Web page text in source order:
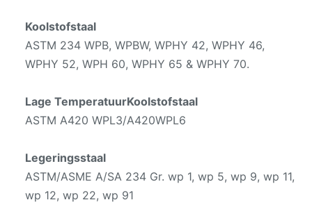
Koolstofstaal
ASTM 234 WPB, WPBW, WPHY 42, WPHY 46,
WPHY 52, WPH 60, WPHY 65 & WPHY 70.
Lage TemperatuurKoolstofstaal
ASTM A420 WPL3/A420WPL6
Legeringsstaal
ASTM/ASME A/SA 234 Gr. wp 1, wp 5, wp 9, wp 11,
wp 12, wp 22, wp 91